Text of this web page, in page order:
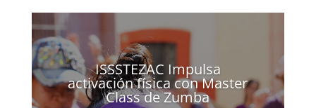
ISSSTEZAC Impulsa
activación física con Master
Class de Zumba